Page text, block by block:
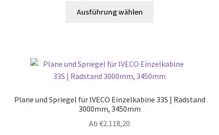
Ausführung wählen
auf.
Die
können
Plane und Spriegel für IVECO Einzelkabine 33S | Radstand
3000mm, 3450mm
Ab €2.118,20